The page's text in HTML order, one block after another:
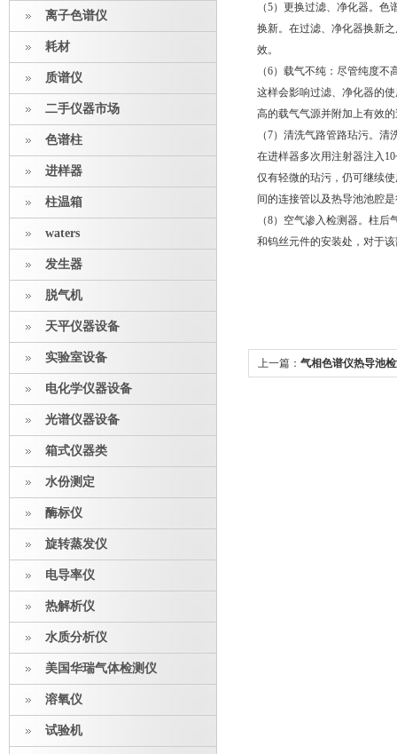
离子色谱仪
耗材
质谱仪
二手仪器市场
色谱柱
进样器
柱温箱
waters
发生器
脱气机
天平仪器设备
实验室设备
电化学仪器设备
光谱仪器设备
箱式仪器类
水份测定
酶标仪
旋转蒸发仪
电导率仪
热解析仪
水质分析仪
美国华瑞气体检测仪
溶氧仪
试验机
（5）更换过滤、净化器。
换新。在过滤、净化器换新
效。
（6）载气不纯：尽管纯度
这样会影响过滤、净化器的
高的载气气源并附加上有效
（7）清洗气路管路玷污。
在进样器多次用注射器注入
仅有轻微的玷污，仍可继续
间的连接管以及热导池池腔
（8）空气渗入检测器。柱
和钨丝元件的安装处，对于
上一篇： 气相色谱仪热导池